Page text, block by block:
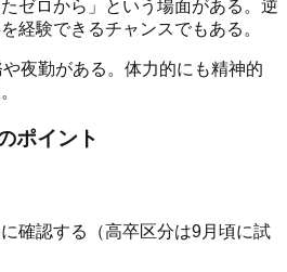
ゼロから」という場面がある。逆
経験できるチャンスでもある。
夜勤がある。体力的にも精神的
ポイント
確認する（高卒区分は9月頃に試